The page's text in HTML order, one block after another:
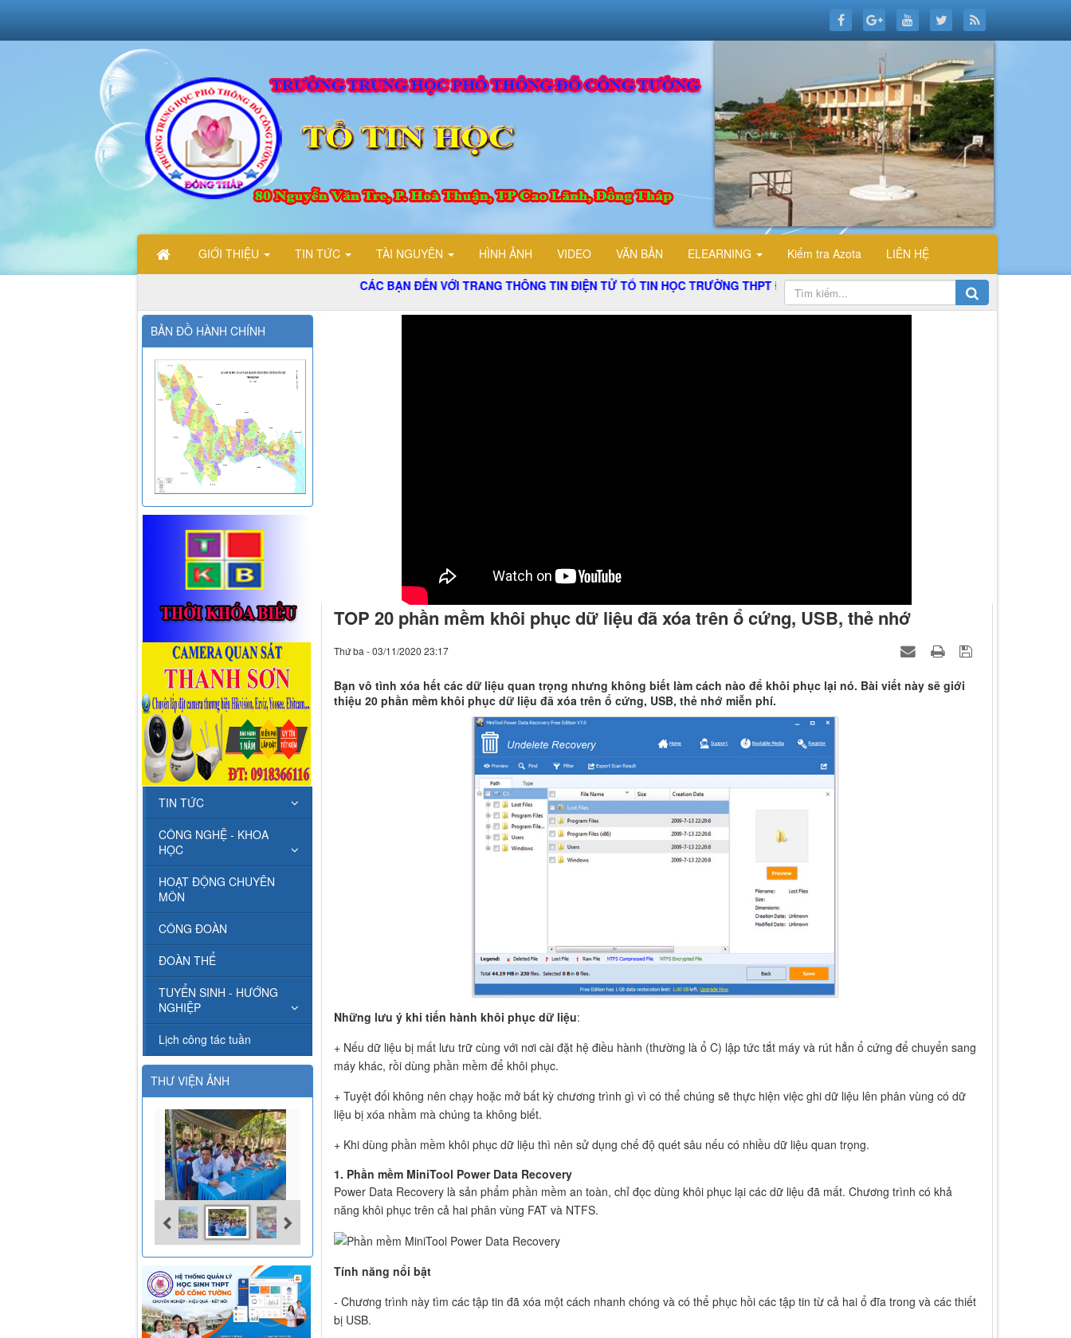
GIỚI THIỆU TIN TỨC TÀI NGUYÊN HÌNH ẢNH VIDEO VĂN BẢN ELEARNING Kiểm tra Azota
LIÊN HỆ
CHÀO MỪNG CÁC BẠN ĐẾN VỚI TRANG THÔNG TIN ĐIỆN TỬ TỔ TIN HỌC TRƯỜNG THPT ĐỖ CÔNG TƯỜNG
TOP 20 phần mềm khôi phục dữ liệu đã xóa trên ổ cứng, USB, thẻ nhớ
Thứ ba - 03/11/2020 23:17
Bạn vô tình xóa hết các dữ liệu quan trọng nhưng không biết làm cách nào để khôi phục lại nó. Bài viết này sẽ giới
thiệu 20 phần mềm khôi phục dữ liệu đã xóa trên ổ cứng, USB, thẻ nhớ miễn phí.
Những lưu ý khi tiến hành khôi phục dữ liệu:
+ Nếu dữ liệu bị mất lưu trữ cùng với nơi cài đặt hệ điều hành (thường là ổ C) lập tức tắt máy và rút hẳn ổ cứng để chuyển sang
máy khác, rồi dùng phần mềm để khôi phục.
+ Tuyệt đối không nên chạy hoặc mở bất kỳ chương trình gì vì có thể chúng sẽ thực hiện việc ghi dữ liệu lên phân vùng có dữ
liệu bị xóa nhầm mà chúng ta không biết.
+ Khi dùng phần mềm khôi phục dữ liệu thì nên sử dụng chế độ quét sâu nếu có nhiều dữ liệu quan trọng.
1. Phần mềm MiniTool Power Data Recovery
Power Data Recovery là sản phẩm phần mềm an toàn, chỉ đọc dùng khôi phục lại các dữ liệu đã mất. Chương trình có khả
năng khôi phục trên cả hai phân vùng FAT và NTFS.
Tính năng nổi bật
- Chương trình này tìm các tập tin đã xóa một cách nhanh chóng và có thể phục hồi các tập tin từ cả hai ổ đĩa trong và các thiết
bị USB.
BẢN ĐỒ HÀNH CHÍNH
TIN TỨC
CÔNG NGHỆ - KHOA
HỌC
HOẠT ĐỘNG CHUYÊN
MÔN
CÔNG ĐOÀN
ĐOÀN THỂ
TUYỂN SINH - HƯỚNG
NGHIỆP
Lịch công tác tuần
THƯ VIỆN ẢNH